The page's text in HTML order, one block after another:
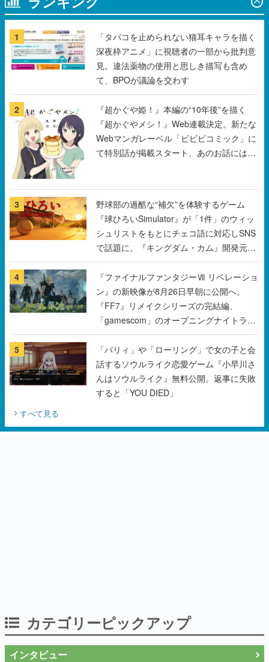
深夜枠アニメ」に視聴者の一部から批判意
見。違法薬物の使用と思しき描写も含め
て、BPOが議論を交わす
2
『超かぐや姫！』本編の“10年後”を描く
『超かぐやメシ！』Web連載決定。新たな
Webマンガレーベル「ビビビコミック」に
て特別話が掲載スタート、あのお話には…
まだ続きがある！
3
野球部の過酷な“補欠”を体験するゲーム
シュリストをもとにチェコ語に対応しSNS
で話題に。『キングダム・カム』開発元や
チェコのプロ野球選手から称賛の声
4
『ファイナルファンタジーⅦ リベレーショ
ン』の新映像が8月26日早朝に公開へ。
『FF7』リメイクシリーズの完結編、
「gamescom」のオープニングナイトライ
ブにてディレクターの浜口直樹氏が登壇す
る予定
5
「パリィ」や「ローリング」で女の子と会
話するソウルライク恋愛ゲーム『小早川さ
んはソウルライク』無料公開。返事に失敗
すると「YOU DIED」
すべて見る
「現実より意味のある仮想世界を作る」
──『EVE Online』の生みの親が18年掲げ